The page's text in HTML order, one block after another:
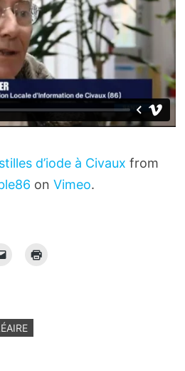
d’iode à Civaux from
on Vimeo.